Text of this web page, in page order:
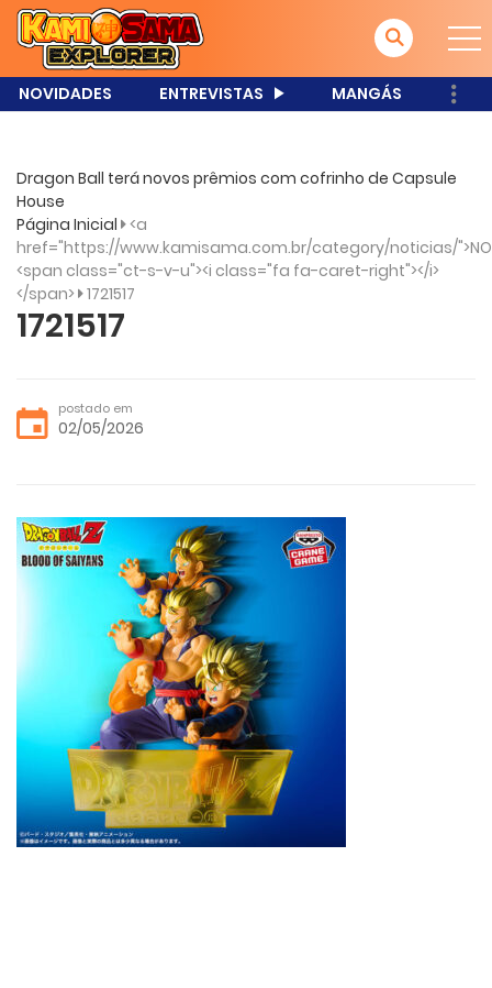
NOVIDADES ENTREVISTAS MANGÁS
Dragon Ball terá novos prêmios com cofrinho de Capsule
House
Página Inicial <a
href="https://www.kamisama.com.br/category/noticias/
<span class="ct-s-v-u"><i class="fa fa-caret-right"></i>
</span> 1721517
1721517
postado em
02/05/2026